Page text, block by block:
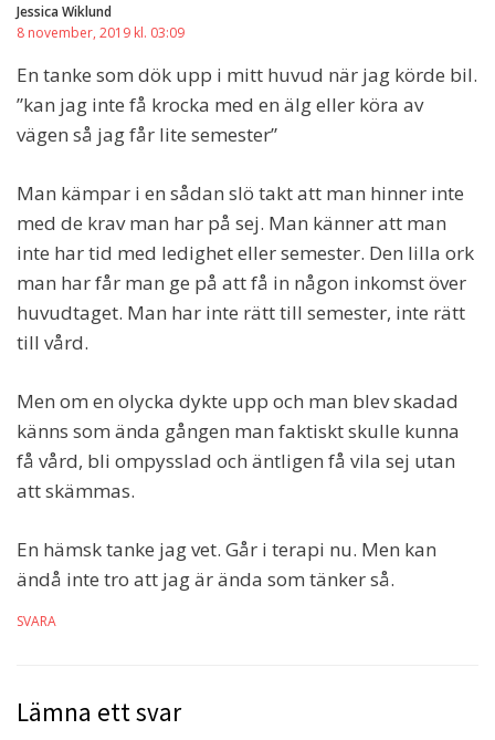
Jessica Wiklund
8 november, 2019 kl. 03:09
En tanke som dök upp i mitt huvud när jag körde bil.
”kan jag inte få krocka med en älg eller köra av
vägen så jag får lite semester”
Man kämpar i en sådan slö takt att man hinner inte
med de krav man har på sej. Man känner att man
inte har tid med ledighet eller semester. Den lilla ork
man har får man ge på att få in någon inkomst över
huvudtaget. Man har inte rätt till semester, inte rätt
till vård.
Men om en olycka dykte upp och man blev skadad
känns som ända gången man faktiskt skulle kunna
få vård, bli ompysslad och äntligen få vila sej utan
att skämmas.
En hämsk tanke jag vet. Går i terapi nu. Men kan
ändå inte tro att jag är ända som tänker så.
SVARA
Lämna ett svar